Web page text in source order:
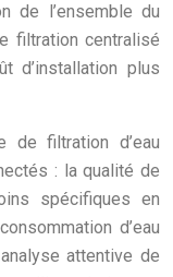
de l’ensemble du
filtration centralisé
d’installation plus
de filtration d’eau
: la qualité de
spécifiques en
d’eau
attentive de